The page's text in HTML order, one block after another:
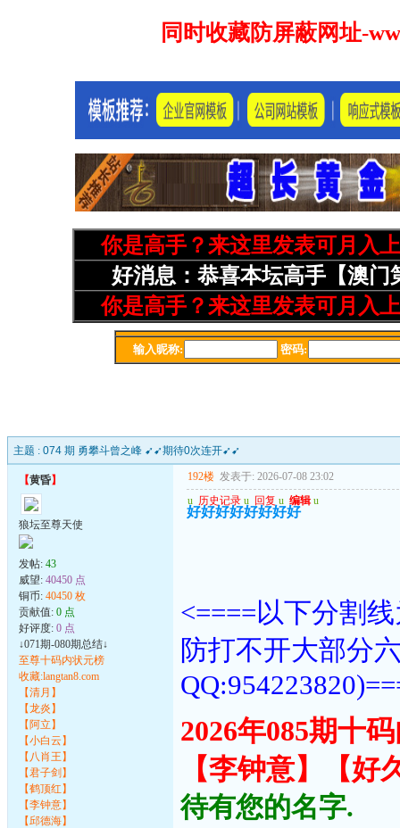
主题 : 074 期 勇攀斗曾之峰 ➹➹期待0次连开➹➹
【黄昏】
狼坛至尊天使
发帖: 43
威望: 40450 点
铜币: 40450 枚
贡献值: 0 点
好评度: 0 点
↓071期-080期总结↓
至尊十码内状元榜
收藏:langtan8.com
【清月】
【龙炎】
【阿立】
【小白云】
【八肖王】
【君子剑】
【鹤顶红】
【李钟意】
【邱德海】
192楼 发表于: 2026-07-08 23:02
u 历史记录 u 回复 u 编辑 u
好好好好好好好好
<====以下分割
防打不开大部分
2026年085期十
【李钟意】【
待有您的名字.